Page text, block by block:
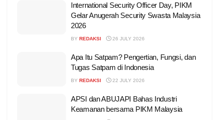
International Security Officer Day, PIKM
Gelar Anugerah Security Swasta Malaysia
2026
BY REDAKSI 26 JULY 2026
Apa Itu Satpam? Pengertian, Fungsi, dan
Tugas Satpam di Indonesia
BY REDAKSI 22 JULY 2026
APSI dan ABUJAPI Bahas Industri
Keamanan bersama PIKM Malaysia